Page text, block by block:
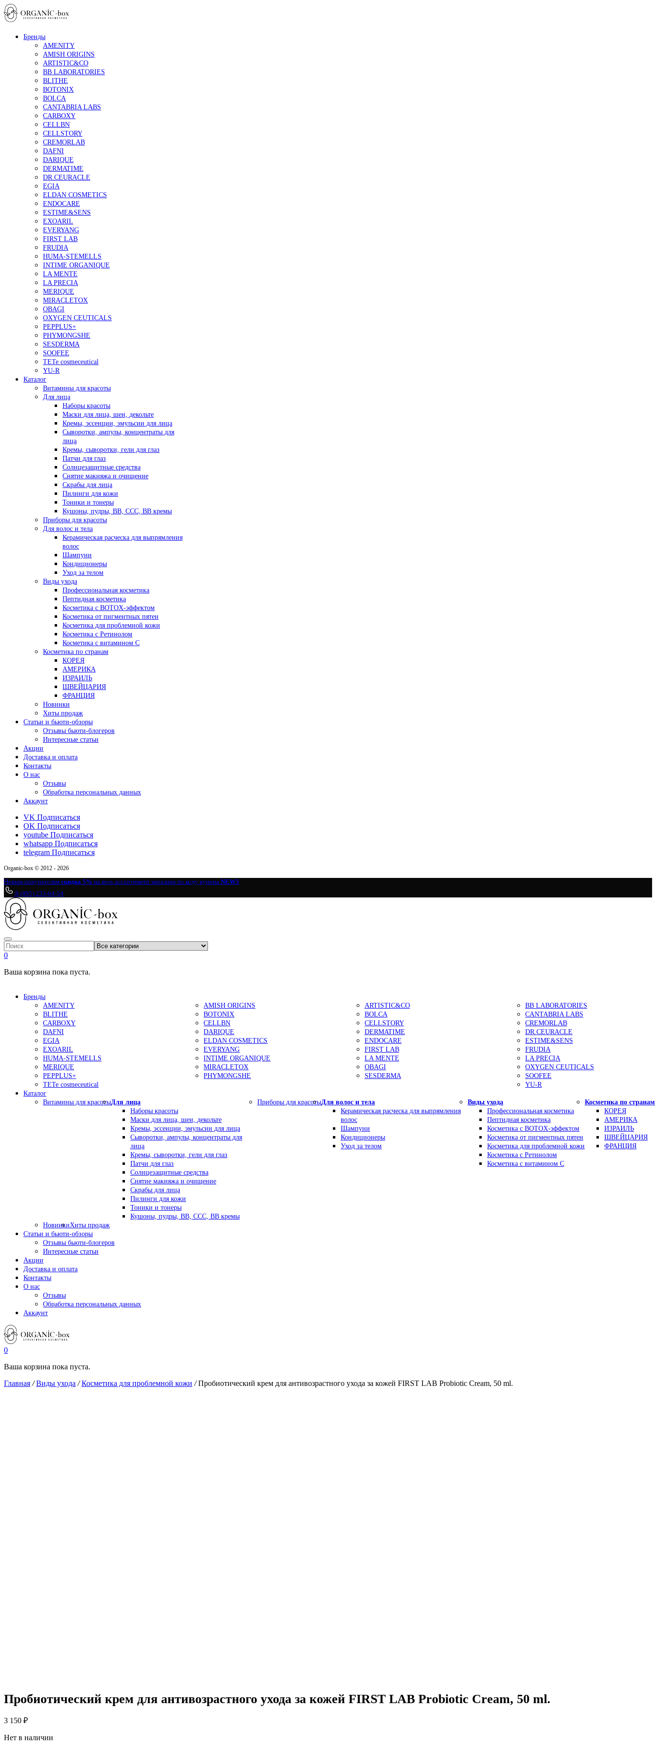
Бренды
AMENITY
AMISH ORIGINS
ARTISTIC&CO
BB LABORATORIES
BLITHE
BOTONIX
BOLCA
CANTABRIA LABS
CARBOXY
CELLBN
CELLSTORY
CREMORLAB
DAFNI
DARIQUE
DERMATIME
DR.CEURACLE
EGIA
ELDAN COSMETICS
ENDOCARE
ESTIME&SENS
EXOARIL
EVERYANG
FIRST LAB
FRUDIA
HUMA-STEMELLS
INTIME ORGANIQUE
LA MENTE
LA PRECIA
MERIQUE
MIRACLETOX
OBAGI
OXYGEN CEUTICALS
PEPPLUS+
PHYMONGSHE
SESDERMA
SOOFEE
TETe cosmeceutical
YU-R
Каталог
Витамины для красоты
Для лица
Наборы красоты
Маски для лица, шеи, декольте
Кремы, эссенции, эмульсии для лица
Сыворотки, ампулы, концентраты для
лица
Кремы, сыворотки, гели для глаз
Патчи для глаз
Солнцезащитные средства
Снятие макияжа и очищение
Скрабы для лица
Пилинги для кожи
Тоники и тонеры
Кушоны, пудры, ВВ, ССС, ВВ кремы
Приборы для красоты
Для волос и тела
Керамическая расческа для выпрямления
волос
Шампуни
Кондиционеры
Уход за телом
Виды ухода
Профессиональная косметика
Пептидная косметика
Косметика с BOTOX-эффектом
Косметика от пигментных пятен
Косметика для проблемной кожи
Косметика с Ретинолом
Косметика с витамином С
Косметика по странам
КОРЕЯ
АМЕРИКА
ИЗРАИЛЬ
ШВЕЙЦАРИЯ
ФРАНЦИЯ
Новинки
Хиты продаж
Статьи и бьюти-обзоры
Отзывы бьюти-блогеров
Интересные статьи
Акции
Доставка и оплата
Контакты
О нас
Отзывы
Обработка персональных данных
Аккаунт
VK Подписаться
OK Подписаться
youtube Подписаться
whatsapp Подписаться
telegram Подписаться
Organic-box © 2012 - 2026
Новым покупателям скидка 5% на весь ассортимент магазина по коду купона NEW5
8 (495) 233-64-54
0
Ваша корзина пока пуста.
Бренды
AMENITY
AMISH ORIGINS ARTISTIC&CO
BB LABORATORIES
BLITHE
BOTONIX BOLCA
CANTABRIA LABS
CARBOXY
CELLBN CELLSTORY
CREMORLAB
DAFNI
DARIQUE DERMATIME
DR.CEURACLE
EGIA
ELDAN COSMETICS ENDOCARE
ESTIME&SENS
EXOARIL
EVERYANG FIRST LAB
FRUDIA
HUMA-STEMELLS
INTIME ORGANIQUE LA MENTE
LA PRECIA
MERIQUE
MIRACLETOX OBAGI
OXYGEN CEUTICALS
PEPPLUS+
PHYMONGSHE SESDERMA
SOOFEE
TETe cosmeceutical
YU-R
Каталог
Витамины для красотыДля лица
Наборы красоты
Маски для лица, шеи, декольте
Кремы, эссенции, эмульсии для лица
Сыворотки, ампулы, концентраты для
лица
Кремы, сыворотки, гели для глаз
Патчи для глаз
Солнцезащитные средства
Снятие макияжа и очищение
Скрабы для лица
Пилинги для кожи
Тоники и тонеры
Кушоны, пудры, ВВ, ССС, ВВ кремы
Приборы для красотыДля волос и тела
Керамическая расческа для выпрямления
волос
Шампуни
Кондиционеры
Уход за телом
Виды ухода
Профессиональная косметика
Пептидная косметика
Косметика с BOTOX-эффектом
Косметика от пигментных пятен
Косметика для проблемной кожи
Косметика с Ретинолом
Косметика с витамином С
Косметика по странам
КОРЕЯ
АМЕРИКА
ИЗРАИЛЬ
ШВЕЙЦАРИЯ
ФРАНЦИЯ
НовинкиХиты продаж
Статьи и бьюти-обзоры
Отзывы бьюти-блогеров
Интересные статьи
Акции
Доставка и оплата
Контакты
О нас
Отзывы
Обработка персональных данных
Аккаунт
0
Ваша корзина пока пуста.
Главная /Виды ухода /Косметика для проблемной кожи /Пробиотический крем для антивозрастного ухода за кожей FIRST LAB Probiotic Cream, 50 ml.
Пробиотический крем для антивозрастного ухода за кожей FIRST LAB Probiotic Cream, 50 ml.
3 150 ₽
Нет в наличии